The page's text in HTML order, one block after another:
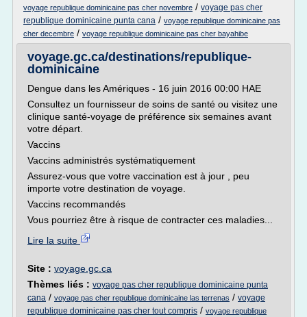
voyage republique dominicaine pas cher novembre / voyage pas cher
republique dominicaine punta cana / voyage republique dominicaine pas
cher decembre / voyage republique dominicaine pas cher bayahibe
voyage.gc.ca/destinations/republique-
dominicaine
Dengue dans les Amériques - 16 juin 2016 00:00 HAE
Consultez un fournisseur de soins de santé ou visitez une
clinique santé-voyage de préférence six semaines avant
votre départ.
Vaccins
Vaccins administrés systématiquement
Assurez-vous que votre vaccination est à jour , peu
importe votre destination de voyage.
Vaccins recommandés
Vous pourriez être à risque de contracter ces maladies...
Lire la suite
Site : voyage.gc.ca
Thèmes liés : voyage pas cher republique dominicaine punta
cana / voyage pas cher republique dominicaine las terrenas / voyage
republique dominicaine pas cher tout compris / voyage republique